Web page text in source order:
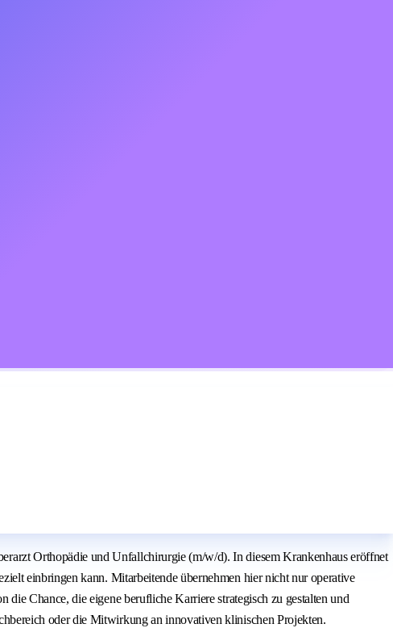
Orthopädie und Unfallchirurgie (m/w/d). In diesem Krankenhaus eröffnet
einbringen kann. Mitarbeitende übernehmen hier nicht nur operative
Chance, die eigene berufliche Karriere strategisch zu gestalten und
oder die Mitwirkung an innovativen klinischen Projekten.